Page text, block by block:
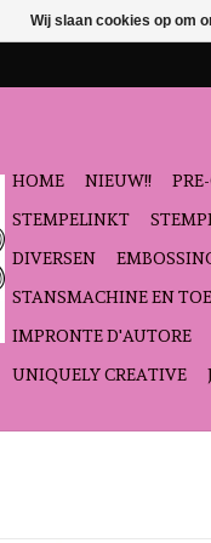
HOME NIEUW!!
STEMPELINKT
DIVERSEN
STANSMACHINE EN
IMPRONTE D'AUTORE
UNIQUELY CREATIVE
Wij slaan cookies op om